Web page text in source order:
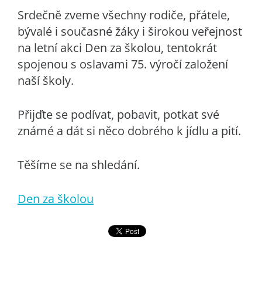
Srdečně zveme všechny rodiče, přátele,
bývalé i současné žáky i širokou veřejnost
na letní akci Den za školou, tentokrát
spojenou s oslavami 75. výročí založení
naší školy.
Přijďte se podívat, pobavit, potkat své
známé a dát si něco dobrého k jídlu a pití.
Těšíme se na shledání.
Den za školou